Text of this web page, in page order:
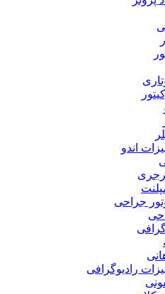
اندو
جراحی
رادیوگرافی